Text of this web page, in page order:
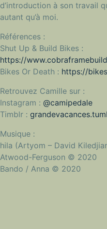
d’introduction à son travail
autant qu’à moi.
Références :
Shut Up & Build Bikes :
https://
Bikes Or Death : https://
Retrouvez Camille sur :
Instagram : @camipedale
Timblr :
Musique :
hila (Artyom – David
Atwood-Ferguson © 2020
Bando / Anna © 2020